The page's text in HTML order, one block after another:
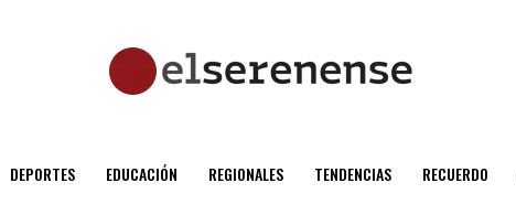
DEPORTES EDUCACIÓN REGIONALES TENDENCIAS RECUERDO